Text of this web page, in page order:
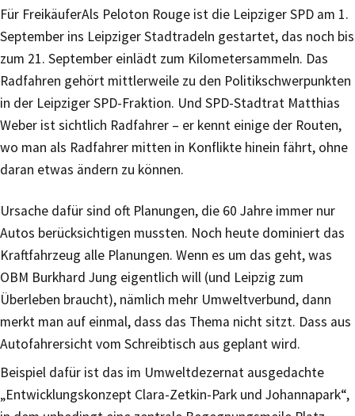
Für FreikäuferAls Peloton Rouge ist die Leipziger SPD am 1.
September ins Leipziger Stadtradeln gestartet, das noch bis
zum 21. September einlädt zum Kilometersammeln. Das
Radfahren gehört mittlerweile zu den Politikschwerpunkten
in der Leipziger SPD-Fraktion. Und SPD-Stadtrat Matthias
Weber ist sichtlich Radfahrer – er kennt einige der Routen,
wo man als Radfahrer mitten in Konflikte hinein fährt, ohne
daran etwas ändern zu können.
Ursache dafür sind oft Planungen, die 60 Jahre immer nur
Autos berücksichtigen mussten. Noch heute dominiert das
Kraftfahrzeug alle Planungen. Wenn es um das geht, was
OBM Burkhard Jung eigentlich will (und Leipzig zum
Überleben braucht), nämlich mehr Umweltverbund, dann
merkt man auf einmal, dass das Thema nicht sitzt. Dass aus
Autofahrersicht vom Schreibtisch aus geplant wird.
Beispiel dafür ist das im Umweltdezernat ausgedachte
„Entwicklungskonzept Clara-Zetkin-Park und Johannapark“,